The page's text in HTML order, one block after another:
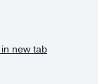
new tab